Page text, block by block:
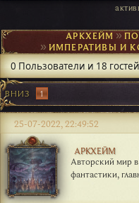
АРКХЕЙМ►
►
0 Пользователи и 18
ВНИЗ 1
АРКХЕЙМ
Авторский мир
фантастики,
25-07-2022, 22:49:52